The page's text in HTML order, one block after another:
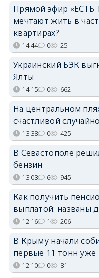
Прямой эфир «ЕСТЬ
мечтают жить в
квартирах?
14:44 0 25
Украинский БЭК
Ялты
14:15 0 662
На центральном
счастливой
13:38 0 425
В Севастополе
бензин
13:03 6 945
Как получить
выплатой: названы
12:16 1 206
В Крыму начали
первые 11 тонн уже
12:10 0 81